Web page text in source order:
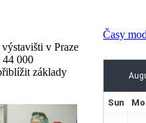
v Praze
000
základy
Časy